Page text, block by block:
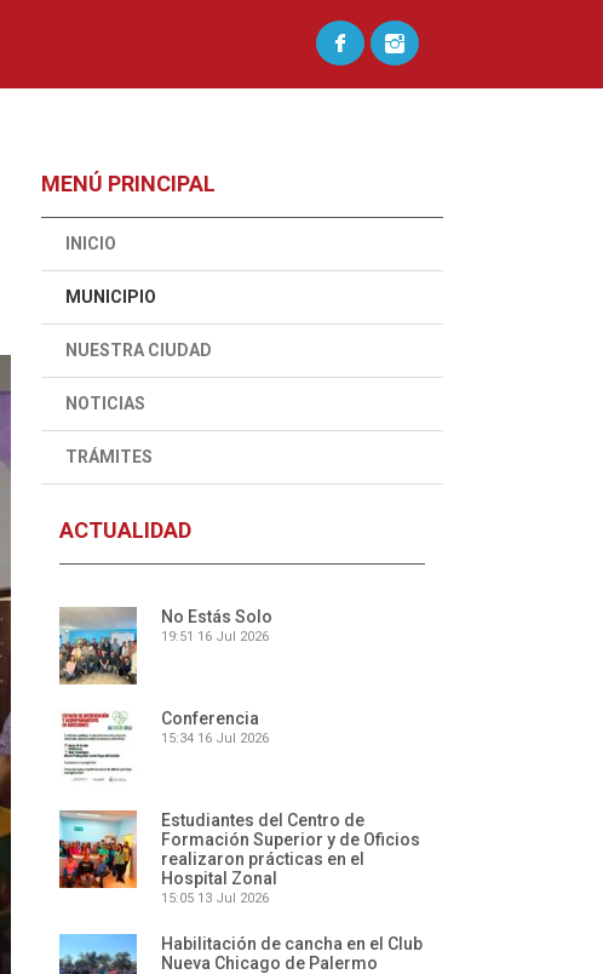
MENÚ PRINCIPAL
INICIO
MUNICIPIO
NUESTRA CIUDAD
NOTICIAS
TRÁMITES
ACTUALIDAD
No Estás Solo
19:51 16 Jul 2026
Conferencia
15:34 16 Jul 2026
Estudiantes del Centro de
Formación Superior y de Oficios
realizaron prácticas en el
Hospital Zonal
15:05 13 Jul 2026
Habilitación de cancha en el Club
Nueva Chicago de Palermo